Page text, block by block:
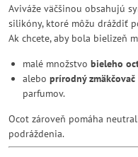
Aviváže väčšinou obsahujú
silikóny, ktoré môžu dráždiť
Ak chcete, aby bola bielizeň
malé množstvo bieleho
alebo prírodný
parfumov.
Ocot zároveň pomáha
podráždenia.